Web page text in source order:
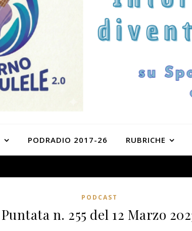
PODRADIO 2017-26 RUBRICHE
PODCAST
Puntata n. 255 del 12 Marzo